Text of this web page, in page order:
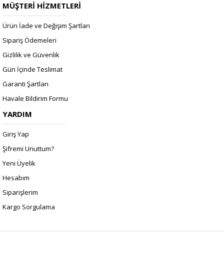
MÜŞTERİ HİZMETLERİ
Ürün İade ve Değişim Şartları
Sipariş Ödemeleri
Gizlilik ve Güvenlik
Gün İçinde Teslimat
Garanti Şartları
Havale Bildirim Formu
YARDIM
Giriş Yap
Şifremi Unuttum?
Yeni Üyelik
Hesabım
Siparişlerim
Kargo Sorgulama